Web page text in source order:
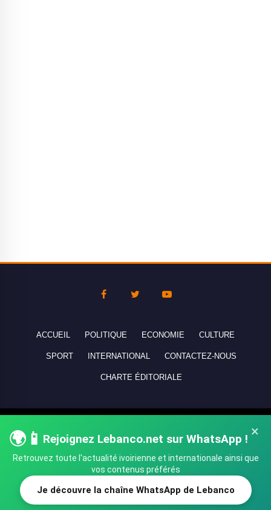
SHARE TWEET
×
🌍📱 Rejoignez Lebanco.net sur WhatsApp !
Retrouvez toute l'actualité ivoirienne et internationale ainsi que
vos contenus préférés
Je découvre la chaîne WhatsApp de Lebanco
ACCUEIL POLITIQUE ECONOMIE CULTURE
SPORT INTERNATIONAL CONTACTEZ-NOUS
CHARTE ÉDITORIALE
réservés - All rights reserved.